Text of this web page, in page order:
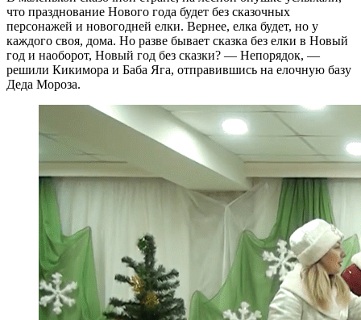
что празднование Нового года будет без сказочных
персонажей и новогодней елки. Вернее, елка будет, но у
каждого своя, дома. Но разве бывает сказка без елки в Новый
год и наоборот, Новый год без сказки? — Непорядок, —
решили Кикимора и Баба Яга, отправившись на елочную базу
Деда Мороза.